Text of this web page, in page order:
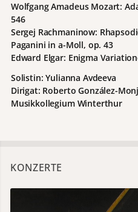
Wolfgang Amadeus Mozart:
546
Sergej Rachmaninow:
Paganini in a-Moll, op. 43
Edward Elgar: Enigma
Solistin: Yulianna Avdeeva
Dirigat: Roberto González-
Musikkollegium Winterthur
KONZERTE